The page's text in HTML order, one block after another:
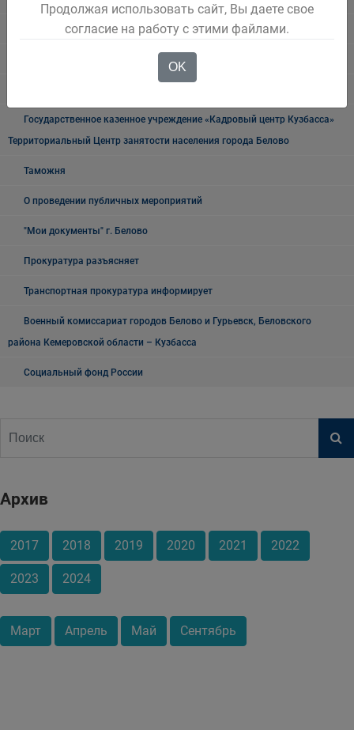
УФСБ России
Государственное казенное учреждение «Кадровый центр Кузбасса»
Территориальный Центр занятости населения города Белово
Таможня
О проведении публичных мероприятий
"Мои документы" г. Белово
Прокуратура разъясняет
Транспортная прокуратура информирует
Военный комиссариат городов Белово и Гурьевск, Беловского
района Кемеровской области – Кузбасса
Социальный фонд России
Архив
2017 2018 2019 2020 2021 2022
2023 2024
Март Апрель Май Сентябрь
Продолжая использовать сайт, Вы даете свое
согласие на работу с этими файлами.
OK